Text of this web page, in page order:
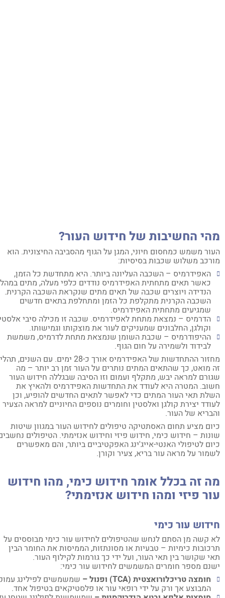
החשיבות של חידוש העור?
משמש כמחסום חיוני, המגן על הגוף מהסביבה החיצונית. הוא
משלוש שכבות בסיסיות:
האפידרמיס – השכבה העליונה ביותר. היא מתחדשת כל הזמן,
כאשר תאים מתחתית האפידרמיס נודדים כלפי מעלה, מתים במהלך
הנדידה ויוצרים שכבה של תאים מתים שנקראת השכבה הקרנית.
השכבה הקרנית מתקלפת כל הזמן ומתחלפת בתאים חדשים
שמגיעים מתחתית האפידרמיס.
הדרמיס – נמצאת מתחת לאפידרמיס. שכבה זו מכילה סיבי אלסטין
וקולגן, החלבונים שמעניקים לעור את מוצקותו וגמישותו.
ההיפודרמיס – שכבת השומן שנמצאת מתחת לדרמיס, משמשת
לבידוד ולשמירה על חום הגוף.
מחזור ההתחדשות של האפידרמיס אורך כ-28 ימים. עם השנים, תהליך
מואט, כך שהתאים המתים נותרים על העור זמן רב יותר – מה
למראה יבש, מתקלף ועמום וזו הסיבה שבגללה חידוש העור
המטרה היא לעודד את התחדשות האפידרמיס ולהאיץ את
תאי העור המתים כדי לאפשר לתאים החדשים להופיע, וכן
יצירת קולגן ואלסטין וחומרים נוספים החיוניים למראה הצעיר
של העור.
מציע תחום האסתטיקה טיפולים לחידוש העור במגוון שיטות
– חידוש כימי, חידוש פיזי וחידוש אנזימתי. הטיפולים נחשבים
לטיפולי האנטי-אייג'ינג האפקטיביים ביותר, והם מאפשרים
על מראה עור בריא, צעיר וקורן.
זה בכלל אומר חידוש כימי, מהו חידוש
פיזי ומהו חידוש אנזימתי?
עור כימי
קשה מן הסתם לנחש שהטיפולים לחידוש עור כימי מבוססים על
כימיות – טבעיות או מסונתזות, הממיסות את החומר הבין
שקושר בין תאי העור, ועל ידי כך גורמות לקילוף העור.
מספר חומרים המשמשים לחידוש עור כימי:
חומצה טריכלורואצטית (TCA) ופנול –שמשמשים לפילינג עמוק
המבוצע אך ורק על ידי רופאי עור או פלסטיקאים בטיפול אחד.